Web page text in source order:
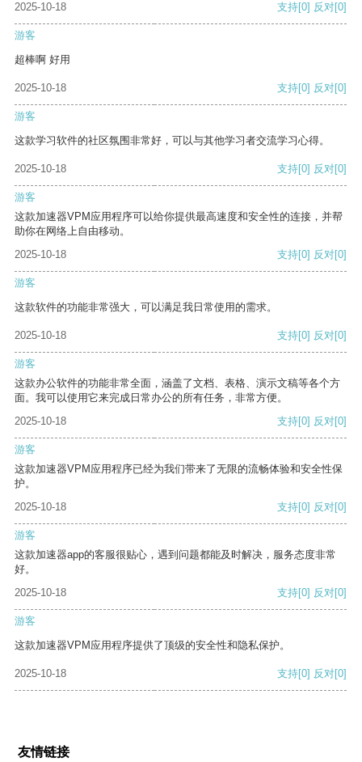
2025-10-18
支持[0] 反对[0]
游客
超棒啊 好用
2025-10-18 支持[0] 反对[0]
游客
这款学习软件的社区氛围非常好，可以与其他学习者交流学习心得。
2025-10-18 支持[0] 反对[0]
游客
这款加速器VPM应用程序可以给你提供最高速度和安全性的连接，并帮
助你在网络上自由移动。
2025-10-18
支持[0] 反对[0]
游客
这款软件的功能非常强大，可以满足我日常使用的需求。
2025-10-18 支持[0] 反对[0]
游客
这款办公软件的功能非常全面，涵盖了文档、表格、演示文稿等各个方
面。我可以使用它来完成日常办公的所有任务，非常方便。
2025-10-18
支持[0] 反对[0]
游客
这款加速器VPM应用程序已经为我们带来了无限的流畅体验和安全性保
护。
2025-10-18
支持[0] 反对[0]
游客
这款加速器app的客服很贴心，遇到问题都能及时解决，服务态度非常
好。
2025-10-18
支持[0] 反对[0]
游客
这款加速器VPM应用程序提供了顶级的安全性和隐私保护。
2025-10-18 支持[0] 反对[0]
友情链接